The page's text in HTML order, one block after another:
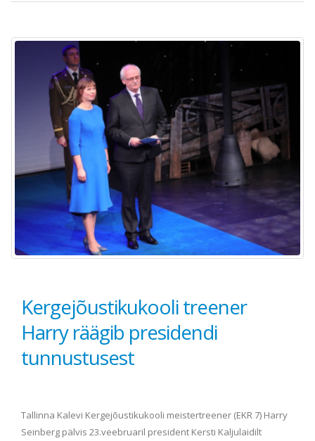
Kergejõustikukooli treener
Harry räägib presidendi
tunnustusest
Tallinna Kalevi Kergejõustikukooli meistertreener (EKR 7) Harry
Seinberg pälvis 23.veebruaril president Kersti Kaljulaidilt